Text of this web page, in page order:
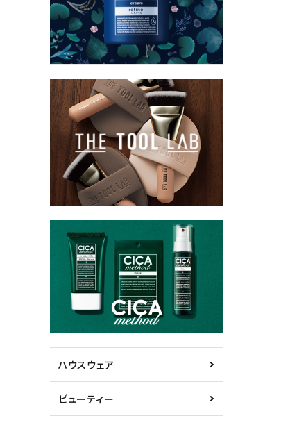
ハウスウェア
ビューティー